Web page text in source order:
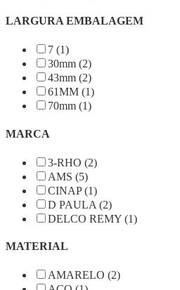
LARGURA EMBALAGEM
7 (1)
30mm (2)
43mm (2)
61MM (1)
70mm (1)
MARCA
3-RHO (2)
AMS (5)
CINAP (1)
D PAULA (2)
DELCO REMY (1)
MATERIAL
AMARELO (2)